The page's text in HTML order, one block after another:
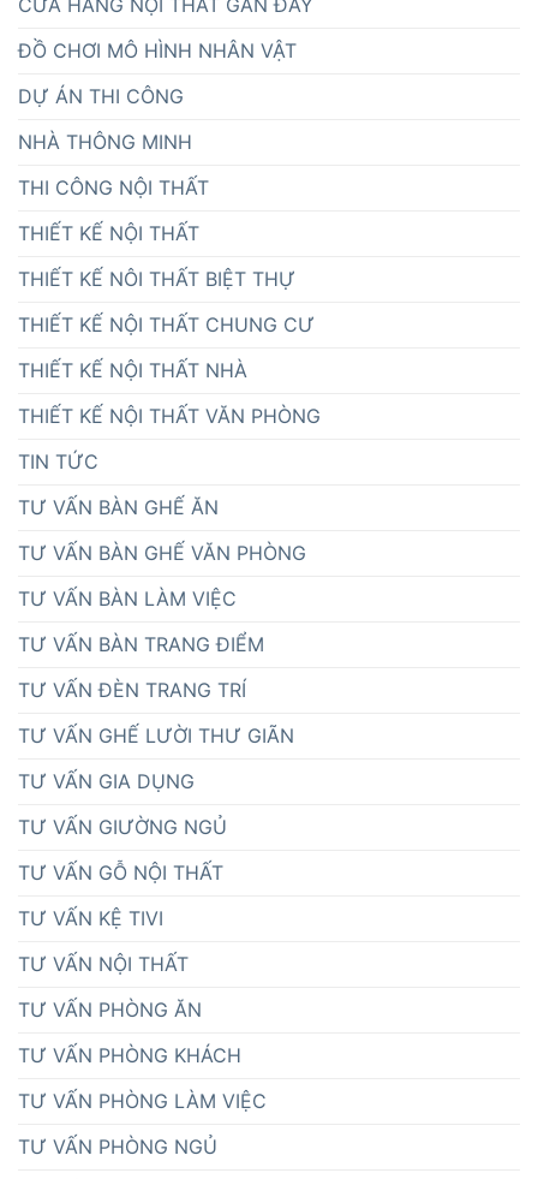
CỬA HÀNG NỘI THẤT GẦN ĐÂY
ĐỒ CHƠI MÔ HÌNH NHÂN VẬT
DỰ ÁN THI CÔNG
NHÀ THÔNG MINH
THI CÔNG NỘI THẤT
THIẾT KẾ NỘI THẤT
THIẾT KẾ NÔI THẤT BIỆT THỰ
THIẾT KẾ NỘI THẤT CHUNG CƯ
THIẾT KẾ NỘI THẤT NHÀ
THIẾT KẾ NỘI THẤT VĂN PHÒNG
TIN TỨC
TƯ VẤN BÀN GHẾ ĂN
TƯ VẤN BÀN GHẾ VĂN PHÒNG
TƯ VẤN BÀN LÀM VIỆC
TƯ VẤN BÀN TRANG ĐIỂM
TƯ VẤN ĐÈN TRANG TRÍ
TƯ VẤN GHẾ LƯỜI THƯ GIÃN
TƯ VẤN GIA DỤNG
TƯ VẤN GIƯỜNG NGỦ
TƯ VẤN GỖ NỘI THẤT
TƯ VẤN KỆ TIVI
TƯ VẤN NỘI THẤT
TƯ VẤN PHÒNG ĂN
TƯ VẤN PHÒNG KHÁCH
TƯ VẤN PHÒNG LÀM VIỆC
TƯ VẤN PHÒNG NGỦ